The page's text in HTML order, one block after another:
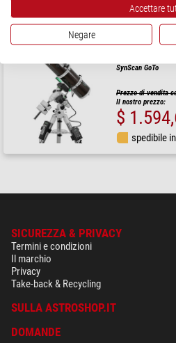
spedibile
Skywatcher
SynScan GoTo
Prezzo di vendita
Il nostro prezzo:
$
spedibile in
SICUREZZA & PRIVACY
Termini e condizioni
Il marchio
Privacy
Take-back & Recycling
SULLA ASTROSHOP.IT
DOMANDE
Accettare
Negare